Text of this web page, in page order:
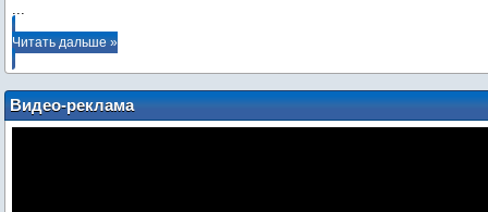
...
Читать дальше »
Видео-реклама